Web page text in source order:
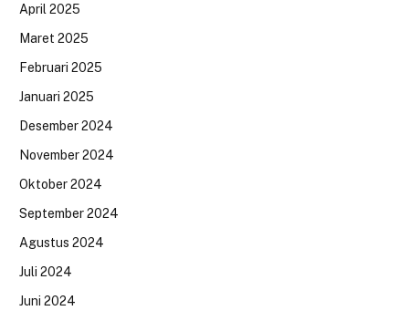
April 2025
Maret 2025
Februari 2025
Januari 2025
Desember 2024
November 2024
Oktober 2024
September 2024
Agustus 2024
Juli 2024
Juni 2024